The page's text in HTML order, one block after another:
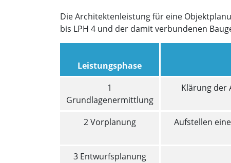
Die Architektenleistung für eine
bis LPH 4 und der damit verbundenen
Leistungsphase
1
Grundlagenermittlung
Klärung der
2 Vorplanung
Aufstellen
3 Entwurfsplanung